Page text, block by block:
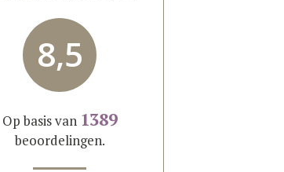
8,5
Op basis van 1389
beoordelingen.